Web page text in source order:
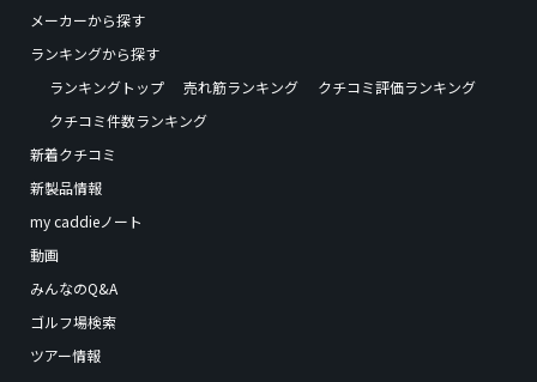
メーカーから探す
ランキングから探す
ランキングトップ
売れ筋ランキング
クチコミ評価ランキング
クチコミ件数ランキング
新着クチコミ
新製品情報
my caddieノート
動画
みんなのQ&A
ゴルフ場検索
ツアー情報